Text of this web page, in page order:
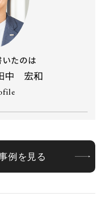
たのは
例を見る